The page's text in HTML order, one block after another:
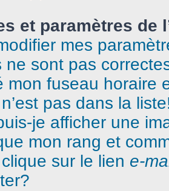
et paramètres de
mes
ne sont pas
mon fuseau horaire
pas dans la
je afficher une
mon rang et
sur le lien e-